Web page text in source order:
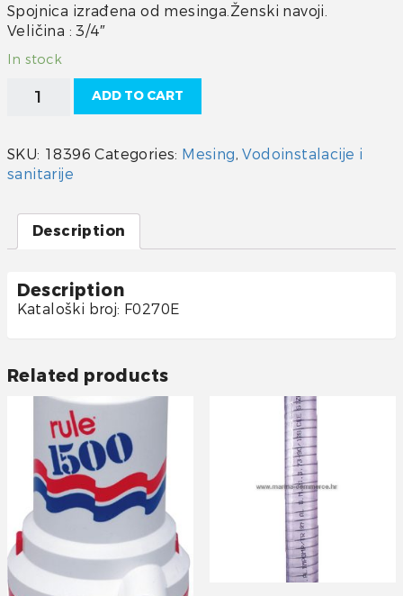
Spojnica izrađena od mesinga.Ženski navoji.
Veličina : 3/4″
In stock
Mufna
mesing
quantity
ADD TO CART
SKU: 18396 Categories: Mesing,Vodoinstalacije i
sanitarije
Description
Description
Kataloški broj: F0270E
Related products